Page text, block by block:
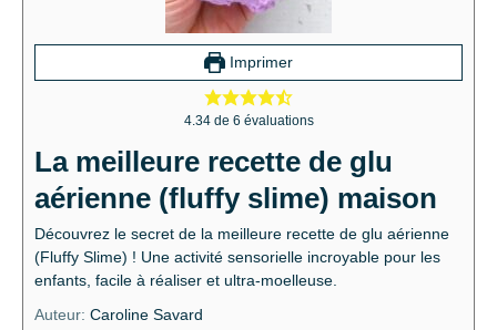
Imprimer
4.34de 6 évaluations
La meilleure recette de glu
aérienne (fluffy slime) maison
Découvrez le secret de la meilleure recette de glu aérienne
(Fluffy Slime) ! Une activité sensorielle incroyable pour les
enfants, facile à réaliser et ultra-moelleuse.
Auteur: Caroline Savard